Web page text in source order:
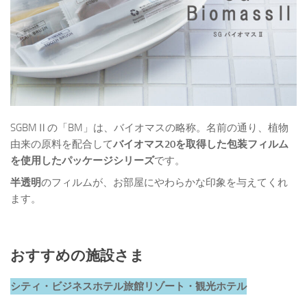
SGBMⅡの「BM」は、バイオマスの略称。名前の通り、植物
由来の原料を配合してバイオマス20を取得した包装フィルム
を使用したパッケージシリーズです。
半透明のフィルムが、お部屋にやわらかな印象を与えてくれ
ます。
おすすめの施設さま
シティ・ビジネスホテル旅館リゾート・観光ホテル